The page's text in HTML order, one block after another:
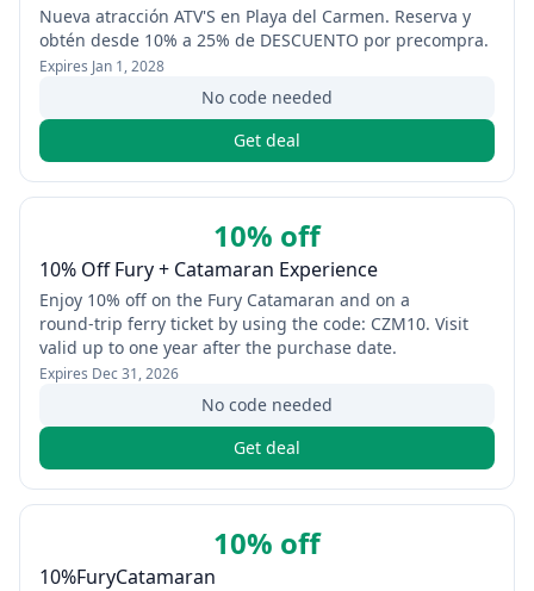
Nueva atracción ATV'S en Playa del Carmen. Reserva y
obtén desde 10% a 25% de DESCUENTO por precompra.
Expires Jan 1, 2028
No code needed
Get deal
10% off
10% Off Fury + Catamaran Experience
Enjoy 10% off on the Fury Catamaran and on a
round‑trip ferry ticket by using the code: CZM10. Visit
valid up to one year after the purchase date.
Expires Dec 31, 2026
No code needed
Get deal
10% off
10%FuryCatamaran